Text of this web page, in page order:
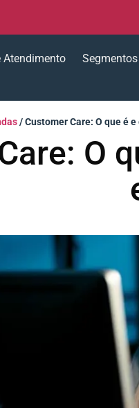
Atendimento Segmentos
/Customer Care: O que é
O